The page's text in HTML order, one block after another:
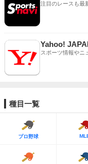
注目のレースも最
Yahoo!
スポーツ情報やニ
種目一覧
プロ野球